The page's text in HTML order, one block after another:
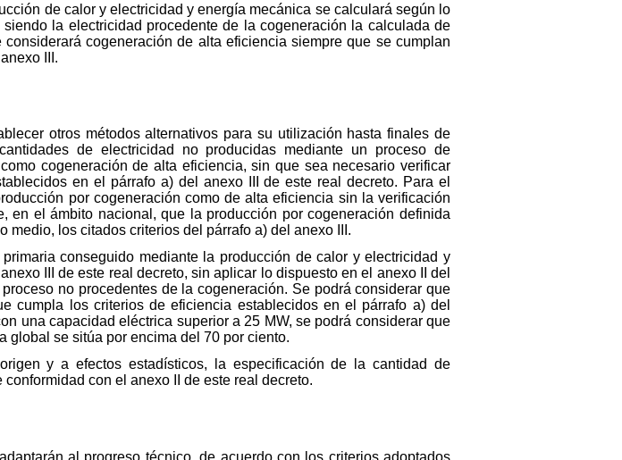
de calor y electricidad y energía mecánica se calculará según lo
la electricidad procedente de la cogeneración la calculada de
cogeneración de alta eficiencia siempre que se cumplan
III.
otros métodos alternativos para su utilización hasta finales de
de electricidad no producidas mediante un proceso de
cogeneración de alta eficiencia, sin que sea necesario verificar
en el párrafo a) del anexo III de este real decreto. Para el
por cogeneración como de alta eficiencia sin la verificación
en el ámbito nacional, que la producción por cogeneración definida
los citados criterios del párrafo a) del anexo III.
conseguido mediante la producción de calor y electricidad y
III de este real decreto, sin aplicar lo dispuesto en el anexo II del
no procedentes de la cogeneración. Se podrá considerar que
cumpla los criterios de eficiencia establecidos en el párrafo a) del
una capacidad eléctrica superior a 25 MW, se podrá considerar que
global se sitúa por encima del 70 por ciento.
y a efectos estadísticos, la especificación de la cantidad de
con el anexo II de este real decreto.
al progreso técnico, de acuerdo con los criterios adoptados